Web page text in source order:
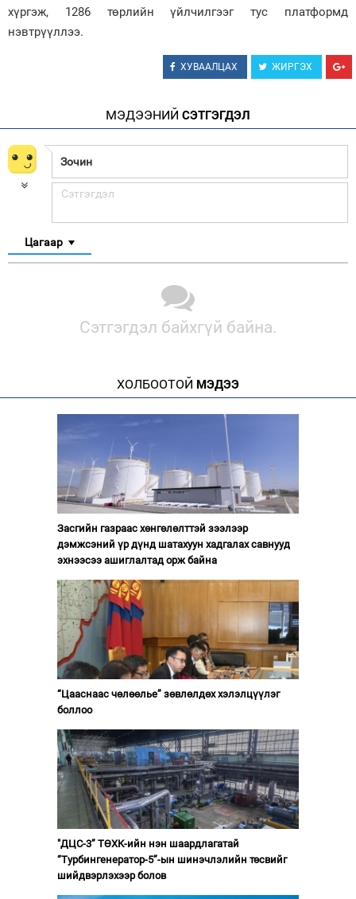
хүргэж, 1286 төрлийн үйлчилгээг тус платформд
нэвтрүүллээ.
ХУВААЛЦАХ ЖИРГЭХ
МЭДЭЭНИЙ СЭТГЭГДЭЛ
Цагаар
Сэтгэгдэл байхгүй байна.
ХОЛБООТОЙ МЭДЭЭ
Засгийн газраас хөнгөлөлттэй зээлээр
дэмжсэний үр дүнд шатахуун хадгалах савнууд
эхнээсээ ашиглалтад орж байна
“Цааснаас чөлөөлье” зөвлөлдөх хэлэлцүүлэг
боллоо
"ДЦС-3” ТӨХК-ийн нэн шаардлагатай
“Турбингенератор-5”-ын шинэчлэлийн төсвийг
шийдвэрлэхээр болов